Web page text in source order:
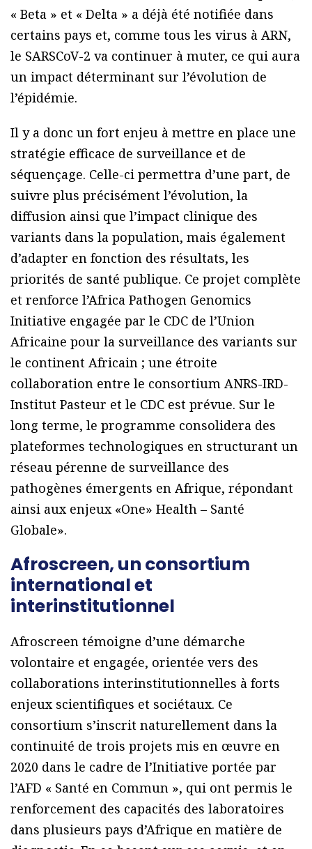
« Beta » et « Delta » a déjà été notifiée dans
certains pays et, comme tous les virus à ARN,
le SARSCoV-2 va continuer à muter, ce qui aura
un impact déterminant sur l’évolution de
l’épidémie.
Il y a donc un fort enjeu à mettre en place une
stratégie efficace de surveillance et de
séquençage. Celle-ci permettra d’une part, de
suivre plus précisément l’évolution, la
diffusion ainsi que l’impact clinique des
variants dans la population, mais également
d’adapter en fonction des résultats, les
priorités de santé publique. Ce projet complète
et renforce l’Africa Pathogen Genomics
Initiative engagée par le CDC de l’Union
Africaine pour la surveillance des variants sur
le continent Africain ; une étroite
collaboration entre le consortium ANRS-IRD-
Institut Pasteur et le CDC est prévue. Sur le
long terme, le programme consolidera des
plateformes technologiques en structurant un
réseau pérenne de surveillance des
pathogènes émergents en Afrique, répondant
ainsi aux enjeux «One» Health – Santé
Globale».
Afroscreen, un consortium
international et
interinstitutionnel
Afroscreen témoigne d’une démarche
volontaire et engagée, orientée vers des
collaborations interinstitutionnelles à forts
enjeux scientifiques et sociétaux. Ce
consortium s’inscrit naturellement dans la
continuité de trois projets mis en œuvre en
2020 dans le cadre de l’Initiative portée par
l’AFD « Santé en Commun », qui ont permis le
renforcement des capacités des laboratoires
dans plusieurs pays d’Afrique en matière de